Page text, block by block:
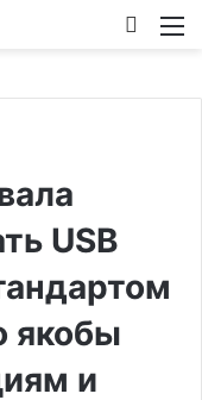
USB
якобы
и